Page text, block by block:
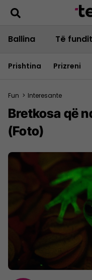
Ballina Të fundit
Prishtina Prizreni
Fun > Interesante
Bretkosa që
(Foto)